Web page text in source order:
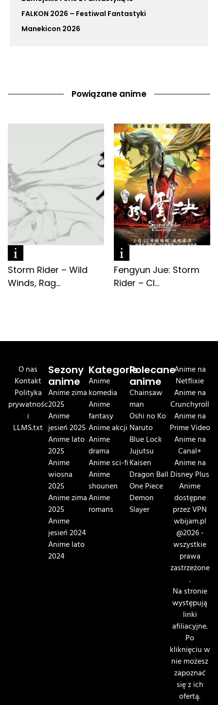
FALKON 2026 – Festiwal Fantastyki
Manekicon 2026
Powiązane anime
Storm Rider – Wild
Winds, Rag...
Fengyun Jue: Storm
Rider – Cl...
O nas
Kontakt
Polityka
prywatnośc
i
LLMS.txt
Sezony
anime
Anime zima
2025
Anime
jesień 2025
Anime lato
2025
Anime
wiosna
2025
Anime zima
2025
Anime
jesień 2024
Anime lato
2024
Kategorie
Anime
komedia
Anime
fantasy
Anime akcji
Anime
drama
Anime sci-fi
Anime
shounen
Anime
romans
Polecane
anime
Chainsaw
man
Oshi no Ko
Naruto
Blue Lock
Jujutsu
Kaisen
Dragon Ball
One Piece
Demon
Slayer
Anime na
Netflixie
Anime na
Crunchyroll
Anime na
Prime Video
Anime na
Canal+
Anime na
Disney Plus
Anime
dostępne
przez VPN
wbijam.pl
@2026 -
wszystkie
prawa
zastrzeżone
.
Na stronie
występują
linki
afiliacyjne.
Po
kliknięciu w
nie możesz
zapoznać
się z ich
ofertą.